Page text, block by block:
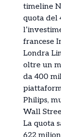
timeline
quota del
francese
Londra
oltre un
da 400
Philips,
Wall
La quota